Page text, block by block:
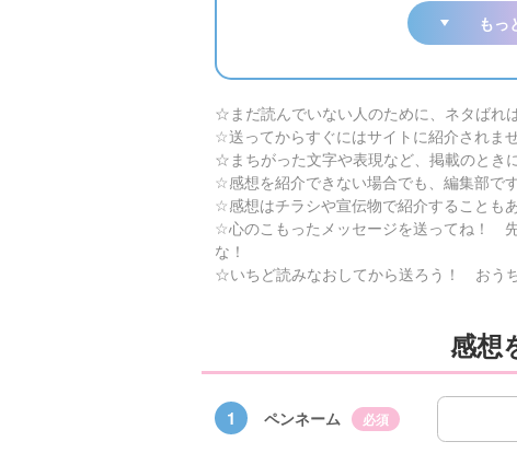
もっ
☆まだ読んでいない人のために、ネタばれ
☆送ってからすぐにはサイトに紹介されませ
☆まちがった文字や表現など、掲載のとき
☆感想を紹介できない場合でも、編集部で
☆感想はチラシや宣伝物で紹介することも
☆心のこもったメッセージを送ってね！
な！
☆いちど読みなおしてから送ろう！ おう
感想
1 ペンネーム 必須
エブリスタ×講
第９回小説賞開
催のおしらせ
【速報】『黒魔
る‼』ついにコ
ミカライズ！
KZ
い
の